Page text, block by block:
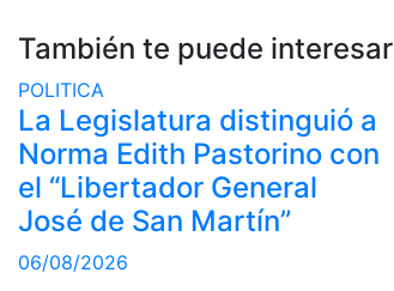
También te puede interesar
POLITICA
La Legislatura distinguió a
Norma Edith Pastorino con
el “Libertador General
José de San Martín”
06/08/2026